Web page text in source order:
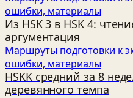
ошибки, материалы
Из HSK 3 в HSK 4:
аргументация
Маршруты подготовки к
ошибки, материалы
HSKK средний за 8
деревянного темпа